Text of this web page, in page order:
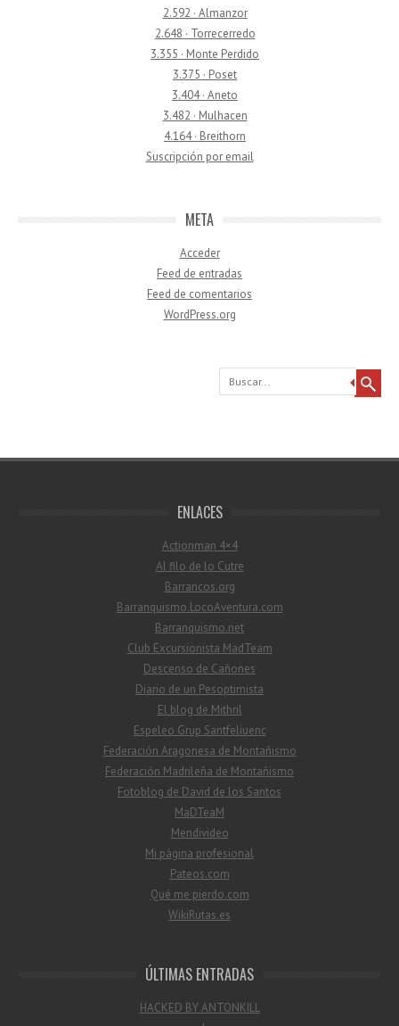
2.592 · Almanzor
2.648 · Torrecerredo
3.355 · Monte Perdido
3.375 · Poset
3.404 · Aneto
3.482 · Mulhacen
4.164 · Breithorn
Suscripción por email
META
Acceder
Feed de entradas
Feed de comentarios
WordPress.org
Buscar
ENLACES
Actionman 4×4
Al filo de lo Cutre
Barrancos.org
Barranquismo.LocoAventura.com
Barranquismo.net
Club Excursionista MadTeam
Descenso de Cañones
Diario de un Pesoptimista
El blog de Mithril
Espeleo Grup Santfeliuenc
Federación Aragonesa de Montañismo
Federación Madrileña de Montañismo
Fotoblog de David de los Santos
MaDTeaM
Mendivideo
Mi página profesional
Pateos.com
Qué me pierdo.com
WikiRutas.es
ÚLTIMAS ENTRADAS
HACKED BY ANTONKILL